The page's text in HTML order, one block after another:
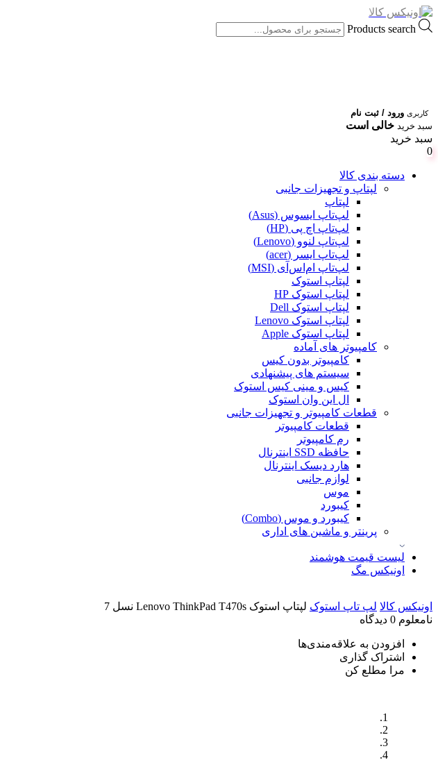
Products search
کاربری ورود / ثبت نام
سبد خرید خالی است
سبد خرید
0
دسته بندی کالا
لپتاپ و تجهیزات جانبی
لپتاپ
لپ‌تاپ ایسوس (Asus)
لپ‌تاپ اچ پی (HP)
لپ‌تاپ لنوو (Lenovo)
لپ‌تاپ ایسر (acer)
لپ‌تاپ ام‌اس‌آی (MSI)
لپتاپ استوک
لپتاپ استوک HP
لپتاپ استوک Dell
لپتاپ استوک Lenovo
لپتاپ استوک Apple
کامپیوتر های آماده
کامپیوتر بدون کیس
سیستم های پیشنهادی
کیس و مینی کیس استوک
ال این وان استوک
قطعات کامپیوتر و تجهیزات جانبی
قطعات کامپیوتر
رم کامپیوتر
حافظه SSD اینترنال
هارد دیسک اینترنال
لوازم جانبی
موس
کیبورد
کیبورد و موس (Combo)
پرینتر و ماشین های اداری
لیست قیمت هوشمند
اونیکس مگ
اونیکس کالا لپ تاپ استوک لپتاپ استوک Lenovo ThinkPad T470s نسل 7
نامعلوم 0 دیدگاه
افزودن به علاقه‌مندی‌ها
اشتراک گذاری
مرا مطلع کن